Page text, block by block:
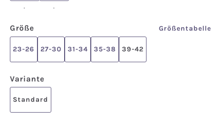
.
.
Größe Größentabelle
23-26 27-30 31-34 35-38 39-42
Variante
Standard